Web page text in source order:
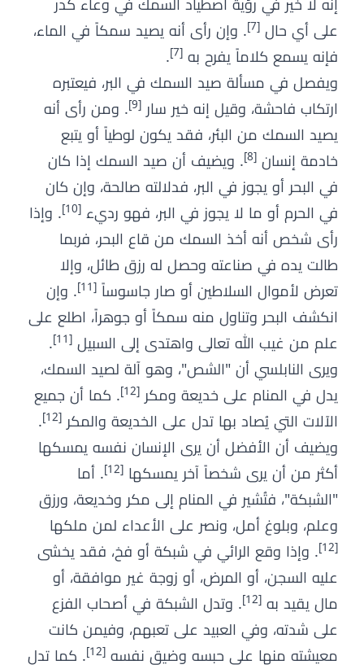
على أي حال [7] . وإن رأى أنه يصيد سمكاً في الماء،
فإنه يسمع كلاماً يفرح به [7]
.
ويفصل في مسألة صيد السمك في البر، فيعتبره
ارتكاب فاحشة، وقيل إنه خير سار [9] . ومن رأى أنه
يصيد السمك من البئر، فقد يكون لوطياً أو يتبع
خادمة إنسان [8] . ويضيف أن صيد السمك إذا كان
في البحر أو يجوز في البر، فدلالته صالحة، وإن كان
في الحرم أو ما لا يجوز في البر، فهو رديء [10]
. وإذا
رأى شخص أنه أخذ السمك من قاع البحر، فربما
طالت يده في صناعته وحصل له رزق طائل، وإلا
تعرض لأموال السلاطين أو صار جاسوساً [11]
. وإن
انكشف البحر وتناول منه سمكاً أو جوهراً، اطلع على
علم من غيب الله تعالى واهتدى إلى السبيل [11]
.
ويرى النابلسي أن "الشص"، وهو آلة لصيد السمك،
يدل في المنام على خديعة ومكر [12]
. كما أن جميع
الآلات التي يُصاد بها تدل على الخديعة والمكر [12]
.
ويضيف أن الأفضل أن يرى الإنسان نفسه يمسكها
أكثر من أن يرى شخصاً آخر يمسكها [12]
. أما
"الشبكة"، فتُشير في المنام إلى مكر وخديعة، ورزق
وعلم، وبلوغ أمل، ونصر على الأعداء لمن ملكها
[12]
. وإذا وقع الرائي في شبكة أو فخ، فقد يخشى
عليه السجن، أو المرض، أو زوجة غير موافقة، أو
مال يقيد به [12]
. وتدل الشبكة في أصحاب الفزع
على شدته، وفي العبيد على تعبهم، وفيمن كانت
معيشته منها على حبسه وضيق نفسه [12]
. كما تدل